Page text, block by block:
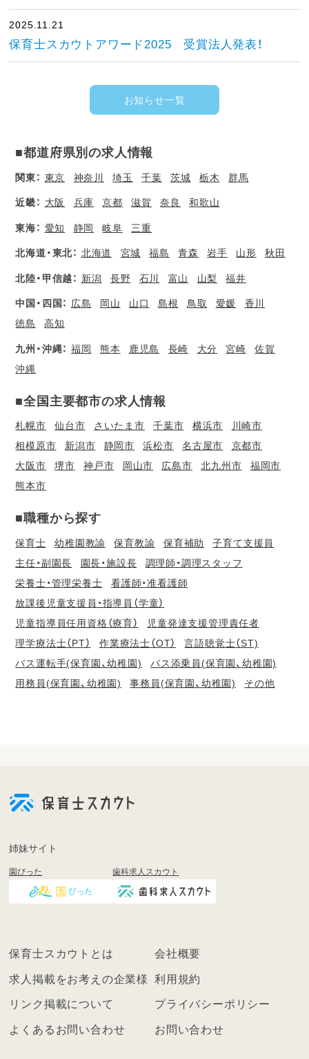
2025.11.21
保育士スカウトアワード2025 受賞法人発表！
お知らせ一覧
■都道府県別の求人情報
関東： 東京 神奈川 埼玉 千葉 茨城 栃木 群馬
近畿： 大阪 兵庫 京都 滋賀 奈良 和歌山
東海： 愛知 静岡 岐阜 三重
北海道・東北： 北海道 宮城 福島 青森 岩手 山形 秋田
北陸・甲信越： 新潟 長野 石川 富山 山梨 福井
中国・四国： 広島 岡山 山口 島根 鳥取 愛媛
香川
徳島
高知
九州・沖縄： 福岡 熊本 鹿児島 長崎 大分 宮崎
佐賀
沖縄
■全国主要都市の求人情報
札幌市 仙台市 さいたま市 千葉市 横浜市
川崎市
相模原市
新潟市 静岡市 浜松市 名古屋市
京都市
大阪市
堺市 神戸市 岡山市 広島市 北九州市
福岡市
熊本市
■職種から探す
保育士 幼稚園教諭 保育教諭 保育補助
子育て支援員
主任・副園長
園長・施設長
調理師・調理スタッフ
栄養士・管理栄養士
看護師・准看護師
放課後児童支援員・指導員（学童）
児童指導員任用資格（療育）
児童発達支援管理責任者
理学療法士（PT）
作業療法士（OT）
言語聴覚士（ST)
バス運転手(保育園、幼稚園)
バス添乗員(保育園、幼稚園)
用務員(保育園、幼稚園)
事務員(保育園、幼稚園) その他
登
く
ン
姉妹サイト
園ぴった 歯科求人スカウト
保育士スカウトとは 会社概要
求人掲載をお考えの企業様 利用規約
リンク掲載について プライバシーポリシー
よくあるお問い合わせ お問い合わせ